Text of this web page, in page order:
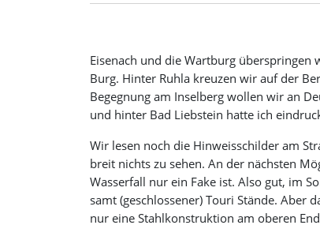
Eisenach und die Wartburg
Burg. Hinter Ruhla kreuzen wir auf der
Begegnung am Inselberg wollen wir an
und hinter Bad Liebstein hatte ich
Wir lesen noch die Hinweisschilder am
breit nichts zu sehen. An der nächsten
Wasserfall nur ein Fake ist. Also gut, im
samt (geschlossener) Touri Stände. Aber
nur eine Stahlkonstruktion am oberen